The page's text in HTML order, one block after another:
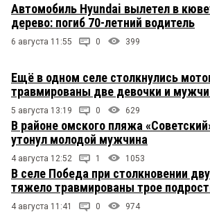
Автомобиль Hyundai вылетел в
дерево: погиб 70-летний водитель
6 августа 11:55 0 399
Ещё в одном селе столкнулись
травмированы две девочки и
5 августа 13:19 0 629
В районе омского пляжа
утонул молодой мужчина
4 августа 12:52 1 1053
В селе Победа при столкновении
тяжело травмированы трое
4 августа 11:41 0 974